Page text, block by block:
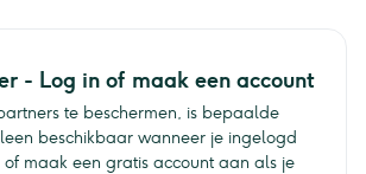
- Log in of maak een account
te beschermen, is bepaalde
beschikbaar wanneer je ingelogd
of maak een gratis account aan als je